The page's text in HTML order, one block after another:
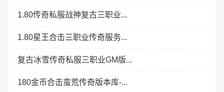
1.80传奇私服战神复古三职业...
1.80星王合击三职业传奇服务...
复古冰雪传奇私服三职业GM版...
180金币合击蛮荒传奇版本库-...